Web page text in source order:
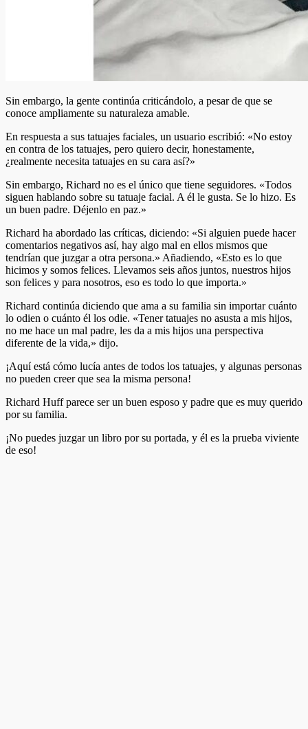
Sin embargo, la gente continúa criticándolo, a pesar de que se
conoce ampliamente su naturaleza amable.
En respuesta a sus tatuajes faciales, un usuario escribió: «No estoy
en contra de los tatuajes, pero quiero decir, honestamente,
¿realmente necesita tatuajes en su cara así?»
Sin embargo, Richard no es el único que tiene seguidores. «Todos
siguen hablando sobre su tatuaje facial. A él le gusta. Se lo hizo. Es
un buen padre. Déjenlo en paz.»
Richard ha abordado las críticas, diciendo: «Si alguien puede hacer
comentarios negativos así, hay algo mal en ellos mismos que
tendrían que juzgar a otra persona.» Añadiendo, «Esto es lo que
hicimos y somos felices. Llevamos seis años juntos, nuestros hijos
son felices y para nosotros, eso es todo lo que importa.»
Richard continúa diciendo que ama a su familia sin importar cuánto
lo odien o cuánto él los odie. «Tener tatuajes no asusta a mis hijos,
no me hace un mal padre, les da a mis hijos una perspectiva
diferente de la vida,» dijo.
¡Aquí está cómo lucía antes de todos los tatuajes, y algunas personas
no pueden creer que sea la misma persona!
Richard Huff parece ser un buen esposo y padre que es muy querido
por su familia.
¡No puedes juzgar un libro por su portada, y él es la prueba viviente
de eso!